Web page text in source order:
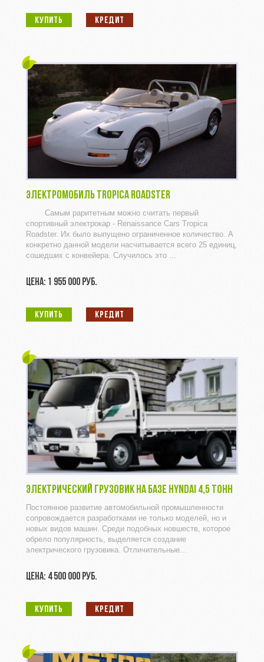
КУПИТЬ КРЕДИТ
ЭЛЕКТРОМОБИЛЬ TROPICA ROADSTER
Самым раритетным можно считать первый
спортивный электрокар - Renaissance Cars Tropica
Roadster. Их было выпущено ограниченное количество. А
конкретно данной модели насчитывается всего 25 единиц,
сошедших с конвейера. Случилось это ...
ЦЕНА: 1 955 000 РУБ.
КУПИТЬ КРЕДИТ
ЭЛЕКТРИЧЕСКИЙ ГРУЗОВИК НА БАЗЕ HYNDAI 4,5 ТОНН
Постоянное развитие автомобильной промышленности
сопровождается разработками не только моделей, но и
новых видов машин. Среди подобных новшеств, которое
обрело популярность, выделяется создание
электрического грузовика. Отличительные...
ЦЕНА: 4 500 000 РУБ.
КУПИТЬ КРЕДИТ